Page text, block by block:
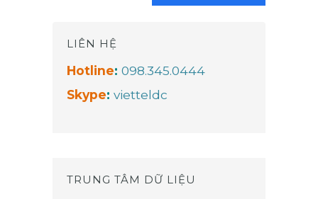
LIÊN HỆ
Hotline: 098.345.0444
Skype: vietteldc
TRUNG TÂM DỮ LIỆU